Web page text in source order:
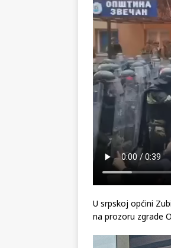
U srpskoj općini
na prozoru zgrade